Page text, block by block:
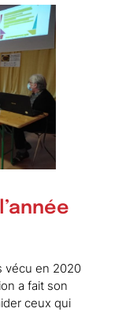
vécu en 2020
a fait son
ceux qui